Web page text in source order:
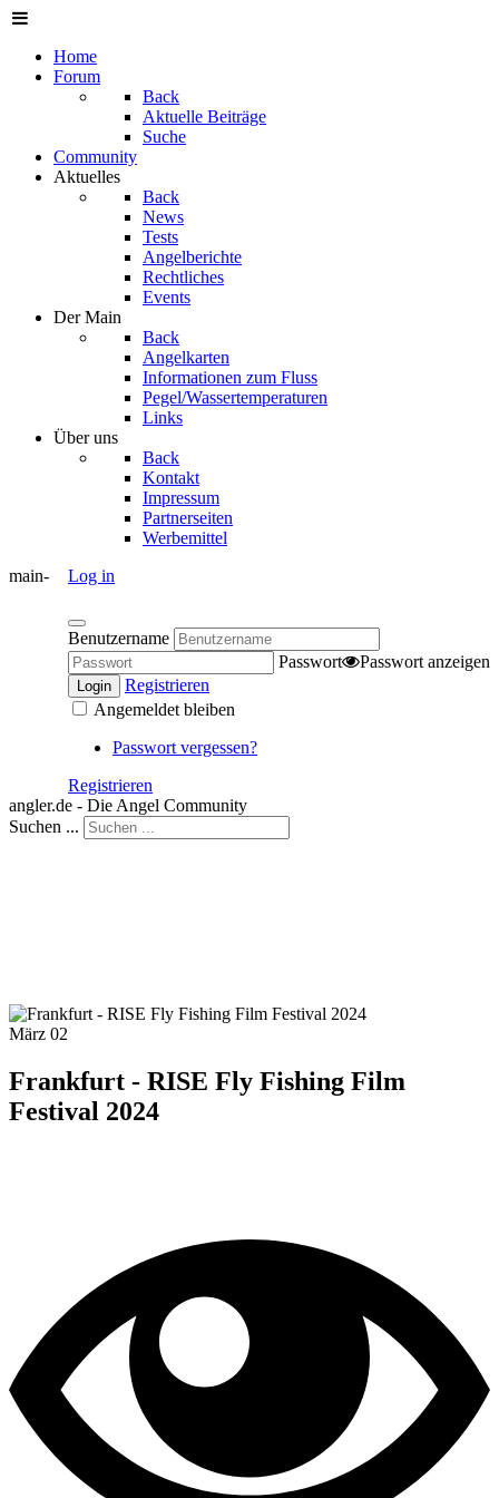
Home
Forum
Back
Aktuelle Beiträge
Suche
Community
Aktuelles
Back
News
Tests
Angelberichte
Rechtliches
Events
Der Main
Back
Angelkarten
Informationen zum Fluss
Pegel/Wassertemperaturen
Links
Über uns
Back
Kontakt
Impressum
Partnerseiten
Werbemittel
Log in
Benutzername
Passwort
Passwort anzeigen
Login
Registrieren
Angemeldet bleiben
Passwort vergessen?
Registrieren
main-
angler.de - Die Angel Community
Suchen ...
März 02
Frankfurt - RISE Fly Fishing Film
Festival 2024